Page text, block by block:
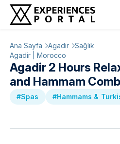
Ana Sayfa Agadir Sağlık
Agadir | Morocco
Agadir 2 Hours
and Hammam
#Spas #Hammams &